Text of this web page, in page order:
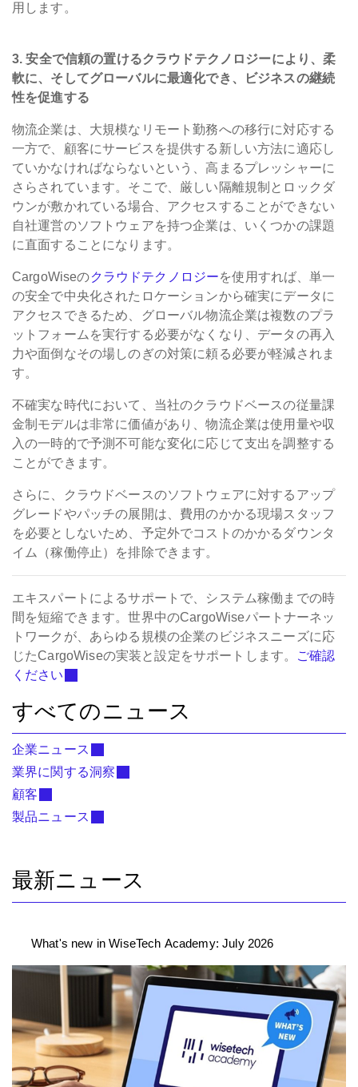
用します。
3. 安全で信頼の置けるクラウドテクノロジーにより、柔
軟に、そしてグローバルに最適化でき、ビジネスの継続
性を促進する
物流企業は、大規模なリモート勤務への移行に対応する
一方で、顧客にサービスを提供する新しい方法に適応し
ていかなければならないという、高まるプレッシャーに
さらされています。そこで、厳しい隔離規制とロックダ
ウンが敷かれている場合、アクセスすることができない
自社運営のソフトウェアを持つ企業は、いくつかの課題
に直面することになります。
CargoWiseのクラウドテクノロジーを使用すれば、単一
の安全で中央化されたロケーションから確実にデータに
アクセスできるため、グローバル物流企業は複数のプラ
ットフォームを実行する必要がなくなり、データの再入
力や面倒なその場しのぎの対策に頼る必要が軽減されま
す。
不確実な時代において、当社のクラウドベースの従量課
金制モデルは非常に価値があり、物流企業は使用量や収
入の一時的で予測不可能な変化に応じて支出を調整する
ことができます。
さらに、クラウドベースのソフトウェアに対するアップ
グレードやパッチの展開は、費用のかかる現場スタッフ
を必要としないため、予定外でコストのかかるダウンタ
イム（稼働停止）を排除できます。
エキスパートによるサポートで、システム稼働までの時
間を短縮できます。世界中のCargoWiseパートナーネッ
トワークが、あらゆる規模の企業のビジネスニーズに応
じたCargoWiseの実装と設定をサポートします。
ご確認
ください
すべてのニュース
企業ニュース
業界に関する洞察
顧客
製品ニュース
最新ニュース
What's new in WiseTech Academy: July 2026